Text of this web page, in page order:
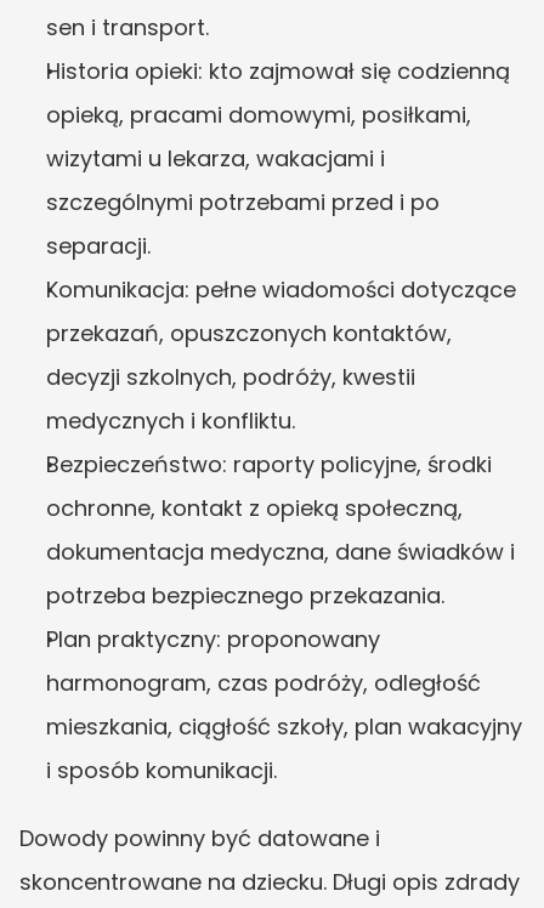
sen i transport.
Historia opieki: kto zajmował się codzienną
opieką, pracami domowymi, posiłkami,
wizytami u lekarza, wakacjami i
szczególnymi potrzebami przed i po
separacji.
Komunikacja: pełne wiadomości dotyczące
przekazań, opuszczonych kontaktów,
decyzji szkolnych, podróży, kwestii
medycznych i konfliktu.
Bezpieczeństwo: raporty policyjne, środki
ochronne, kontakt z opieką społeczną,
dokumentacja medyczna, dane świadków i
potrzeba bezpiecznego przekazania.
Plan praktyczny: proponowany
harmonogram, czas podróży, odległość
mieszkania, ciągłość szkoły, plan wakacyjny
i sposób komunikacji.
Dowody powinny być datowane i
skoncentrowane na dziecku. Długi opis zdrady